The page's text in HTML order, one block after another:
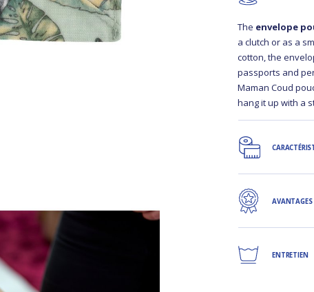
The envelope
a clutch or as a
cotton, the
passports and
Maman Coud
hang it up with a
AVANTAGES
ENTRETIEN